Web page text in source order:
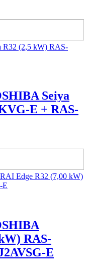
Seiya
E + RAS-
RAS-
E